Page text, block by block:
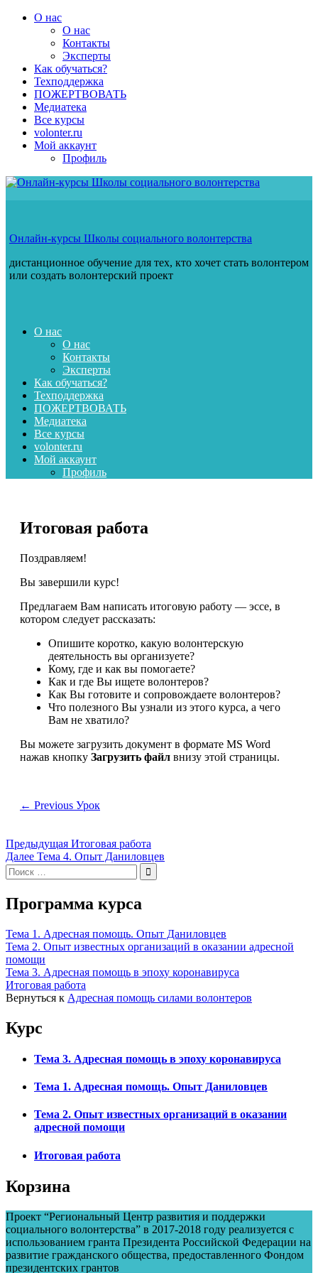
Перейти
содержимому
О нас
О нас
Контакты
Эксперты
Как обучаться?
Техподдержка
ПОЖЕРТВОВАТЬ
Медиатека
Все курсы
volonter.ru
Мой аккаунт
Профиль
Онлайн-курсы Школы социального волонтерства
дистанционное обучение для тех, кто хочет стать волонтером
или создать волонтерский проект
О нас
О нас
Контакты
Эксперты
Как обучаться?
Техподдержка
ПОЖЕРТВОВАТЬ
Медиатека
Все курсы
volonter.ru
Мой аккаунт
Профиль
Итоговая работа
Поздравляем!
Вы завершили курс!
Предлагаем Вам написать итоговую работу — эссе, в
котором следует рассказать:
Опишите коротко, какую волонтерскую
деятельность вы организуете?
Кому, где и как вы помогаете?
Как и где Вы ищете волонтеров?
Как Вы готовите и сопровождаете волонтеров?
Что полезного Вы узнали из этого курса, а чего
Вам не хватило?
Вы можете загрузить документ в формате MS Word
нажав кнопку Загрузить файл внизу этой страницы.
← Previous Урок
Навигация
по
записям
Предыдущая Предыдущая
запись:
Итоговая работа
Далее Следующая
запись:
Тема 4. Опыт Даниловцев
Поиск
по:
Программа курса
Тема 1. Адресная помощь. Опыт Даниловцев
Тема 2. Опыт известных организаций в оказании адресной
помощи
Тема 3. Адресная помощь в эпоху коронавируса
Итоговая работа
Вернуться к Адресная помощь силами волонтеров
Курс
Тема 3. Адресная помощь в эпоху коронавируса
Тема 1. Адресная помощь. Опыт Даниловцев
Тема 2. Опыт известных организаций в оказании
адресной помощи
Итоговая работа
Корзина
Проект “Региональный Центр развития и поддержки
социального волонтерства” в 2017-2018 году реализуется с
использованием гранта Президента Российской Федерации на
развитие гражданского общества, предоставленного Фондом
президентских грантов